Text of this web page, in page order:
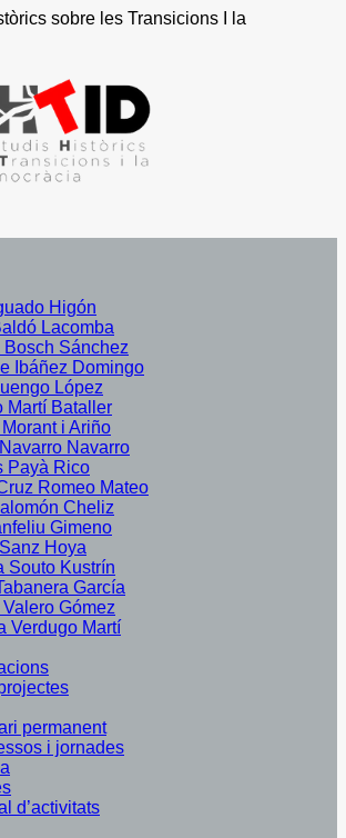
sobre les Transicions I la
Higón
Lacomba
Bosch Sánchez
Ibáñez Domingo
López
Martí Bataller
i Ariño
Navarro
Payà Rico
Romeo Mateo
Cheliz
Gimeno
Hoya
Souto Kustrín
García
Gómez
Verdugo Martí
permanent
i jornades
d’activitats